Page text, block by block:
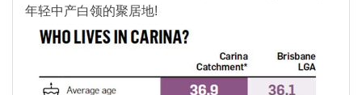
年轻中产白领的聚居地!